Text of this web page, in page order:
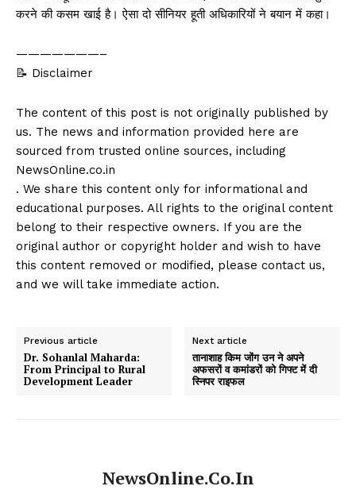
करने की कसम खाई है। ऐसा दो सीनियर हूती अधिकारियों ने बयान में कहा।
———————–
📝 Disclaimer
The content of this post is not originally published by
us. The news and information provided here are
sourced from trusted online sources, including
NewsOnline.co.in
. We share this content only for informational and
educational purposes. All rights to the original content
belong to their respective owners. If you are the
original author or copyright holder and wish to have
this content removed or modified, please contact us,
and we will take immediate action.
Previous article
Dr. Sohanlal Maharda:
From Principal to Rural
Development Leader
Next article
तानाशाह किम जोंग उन ने अपने
अफसरों व कमांडरों को गिफ्ट में दी
स्निपर राइफल
NewsOnline.co.in